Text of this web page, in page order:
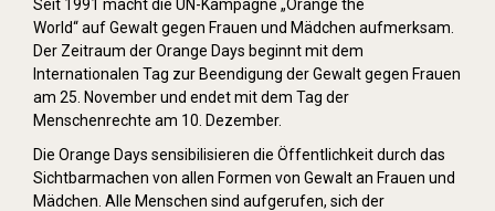
Seit 1991 macht die UN-Kampagne „Orange the
World“ auf Gewalt gegen Frauen und Mädchen aufmerksam.
Der Zeitraum der Orange Days beginnt mit dem
Internationalen Tag zur Beendigung der Gewalt gegen Frauen
am 25. November und endet mit dem Tag der
Menschenrechte am 10. Dezember.
Die Orange Days sensibilisieren die Öffentlichkeit durch das
Sichtbarmachen von allen Formen von Gewalt an Frauen und
Mädchen. Alle Menschen sind aufgerufen, sich der